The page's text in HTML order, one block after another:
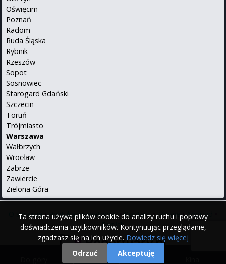
Ta strona używa plików cookie do analizy ruchu i poprawy
doświadczenia użytkowników. Kontynuując przeglądanie,
zgadzasz się na ich użycie. Dowiedz się więcej
Odrzuć
Akceptuję
Oświęcim
Poznań
Radom
Ruda Śląska
Rybnik
Rzeszów
Sopot
Sosnowiec
Starogard Gdański
Szczecin
Toruń
Trójmiasto
Warszawa
Wałbrzych
Wrocław
Zabrze
Zawiercie
Zielona Góra
|
O serwisie•Polityka prywatności•Kontakt•iPhone•Android
English
© 2000 - 2026 Repertuary.pl